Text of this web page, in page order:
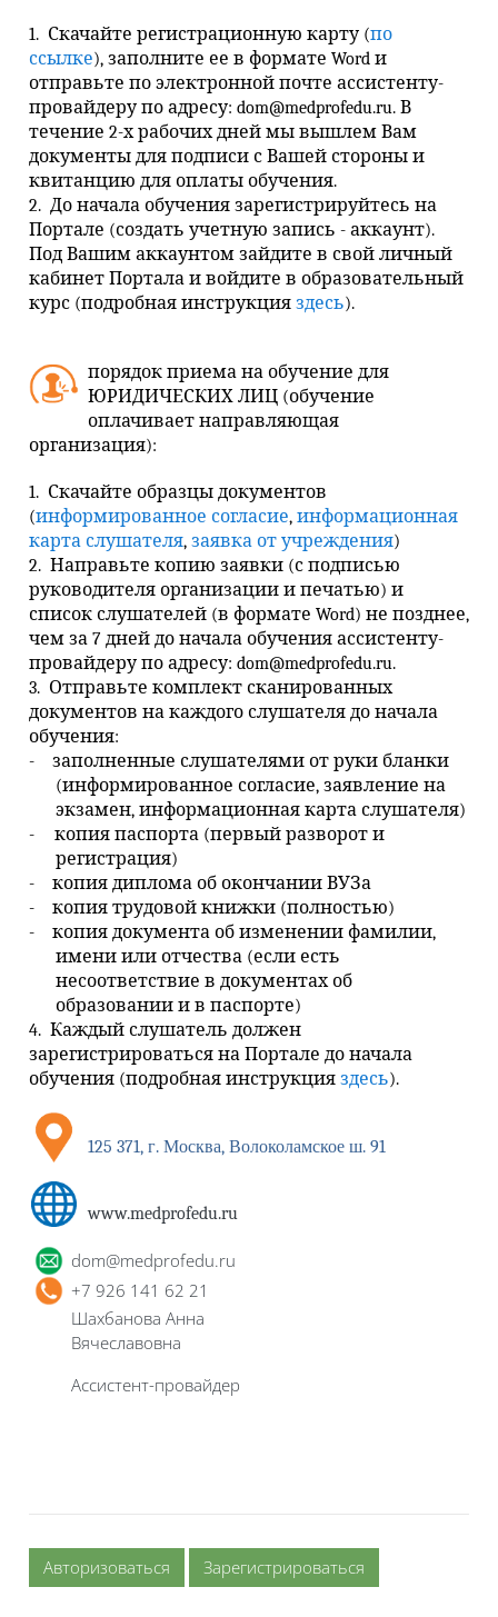
1. Скачайте регистрационную карту (по
ссылке), заполните ее в формате Word и
отправьте по электронной почте ассистенту-
провайдеру по адресу: dom@medprofedu.ru. В
течение 2-х рабочих дней мы вышлем Вам
документы для подписи с Вашей стороны и
квитанцию для оплаты обучения.
2. До начала обучения зарегистрируйтесь на
Портале (создать учетную запись - аккаунт).
Под Вашим аккаунтом зайдите в свой личный
кабинет Портала и войдите в образовательный
курс (подробная инструкция здесь).
порядок приема на обучение для
ЮРИДИЧЕСКИХ ЛИЦ (обучение
оплачивает направляющая
организация):
1. Скачайте образцы документов
(информированное согласие, информационная
карта слушателя, заявка от учреждения)
2. Направьте копию заявки (с подписью
руководителя организации и печатью) и
список слушателей (в формате Word) не позднее,
чем за 7 дней до начала обучения ассистенту-
провайдеру по адресу: dom@medprofedu.ru.
3. Отправьте комплект сканированных
документов на каждого слушателя до начала
обучения:
-
заполненные слушателями от руки бланки
(информированное согласие, заявление на
экзамен, информационная карта слушателя)
-
копия паспорта (первый разворот и
регистрация)
-
копия диплома об окончании ВУЗа
-
копия трудовой книжки (полностью)
-
копия документа об изменении фамилии,
имени или отчества (если есть
несоответствие в документах об
образовании и в паспорте)
4. Каждый слушатель должен
зарегистрироваться на Портале до начала
обучения (подробная инструкция здесь).
125 371, г. Москва, Волоколамское ш. 91
www.medprofedu.ru
dom@medprofedu.ru
+7 926 141 62 21
ШахбановаАнна
Вячеславовна
Ассистент-провайдер
Авторизоваться Зарегистрироваться